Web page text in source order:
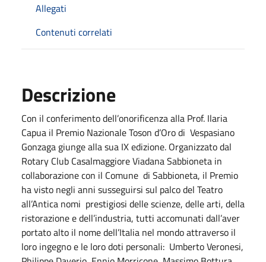
Allegati
Contenuti correlati
Descrizione
Con il conferimento dell’onorificenza alla Prof. Ilaria
Capua il Premio Nazionale Toson d’Oro di Vespasiano
Gonzaga giunge alla sua IX edizione. Organizzato dal
Rotary Club Casalmaggiore Viadana Sabbioneta in
collaborazione con il Comune di Sabbioneta, il Premio
ha visto negli anni susseguirsi sul palco del Teatro
all’Antica nomi prestigiosi delle scienze, delle arti, della
ristorazione e dell’industria, tutti accomunati dall’aver
portato alto il nome dell’Italia nel mondo attraverso il
loro ingegno e le loro doti personali: Umberto Veronesi,